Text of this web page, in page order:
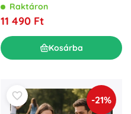
Raktáron
11 490 Ft
Kosárba
-21%